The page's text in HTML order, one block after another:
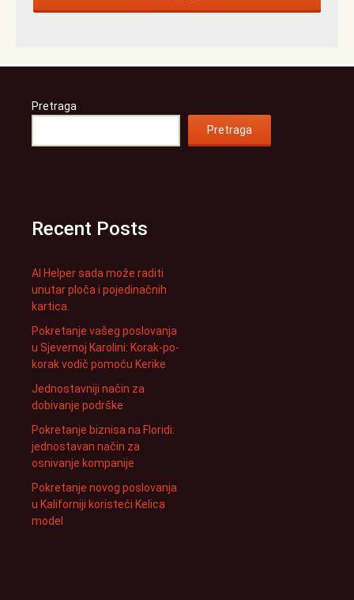
Pretraga
Pretraga
Recent Posts
AI Helper sada može raditi
unutar ploča i pojedinačnih
kartica.
Pokretanje vašeg poslovanja
u Sjevernoj Karolini: Korak-po-
korak vodič pomoću Kerike
Jednostavniji način za
dobivanje podrške
Pokretanje biznisa na Floridi:
jednostavan način za
osnivanje kompanije
Pokretanje novog poslovanja
u Kaliforniji koristeći Kelica
model